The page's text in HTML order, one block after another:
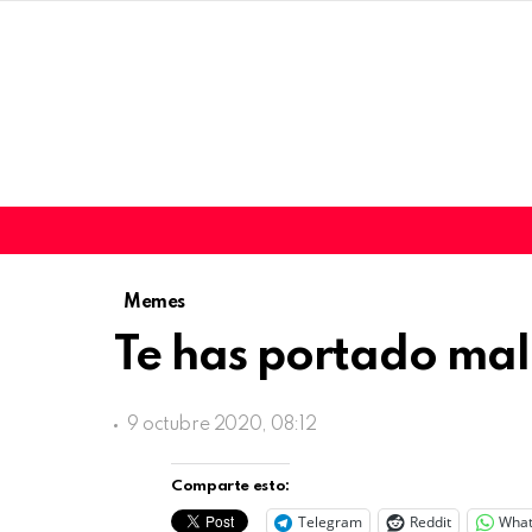
Memes
Te has portado
9 octubre 2020, 08:12
Comparte esto:
Telegram Reddit